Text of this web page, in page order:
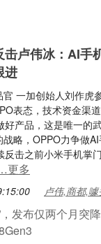
卢伟冰：AI手
进
一加创始人刘作虎
表态，技术资金渠
好产品，这是唯一的
略，OPPO力争做
反击之前小米手机掌
多
卢伟,商都,